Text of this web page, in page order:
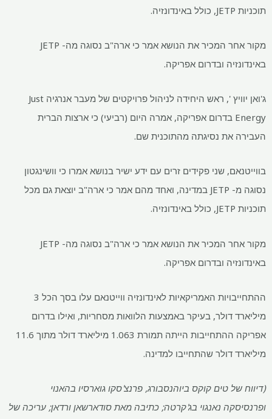
תוכניות JETP, כולל באינדונזיה.
מקור אחר המכיר את הנושא אמר כי ארה"ב נסוגה מה- JETP
באינדונזיה ובדרום אפריקה.
ג'ואן יוויץ ', ראש היחידה לניהול פרויקטים של מעבר אנרגיה Just
Energy בדרום אפריקה, אמרה היום (רביעי) כי ארצות הברית
העבירה את נסיגתה מהתוכנית שם.
בווייטנאם, שני פקידים זרים עם ידע ישיר בנושא אמרו כי וושינגטון
נסוגה מ- JETP במדינה, ואחד מהם אמר כי ארה"ב יוצאת גם מכל
תוכניות JETP, כולל באינדונזיה.
מקור אחר המכיר את הנושא אמר כי ארה"ב נסוגה מה- JETP
באינדונזיה ובדרום אפריקה.
ההתחייבויות האמריקאיות לאינדונזיה ווייטנאם עלו בסך הכל 3
מיליארד דולר, בעיקר באמצעות הלוואות מסחריות, ואילו בדרום
אפריקה ההתחייבות הייתה תמורת 1.063 מיליארד דולר מתוך 11.6
מיליארד דולר שהתחייבו למדינה.
(דיווח של טים קוקס ביוהנסבורג, פרנצ'סקו גוארסיו בהאנוי
ופרנסיסקה נאנגוי בג'קרטה; כתיבה מאת סודארשאן ורדאן; עריכה של